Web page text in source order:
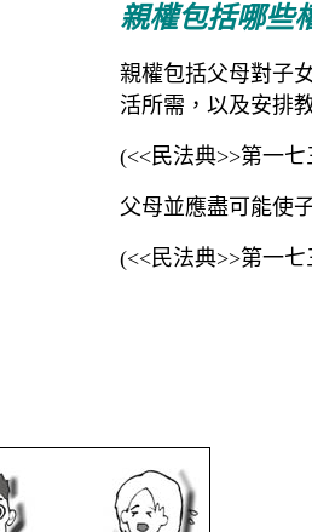
親權包括哪些
親權包括父母對子
活所需，以及安排
(<<民法典>>第一
父母並應盡可能使
(<<民法典>>第一